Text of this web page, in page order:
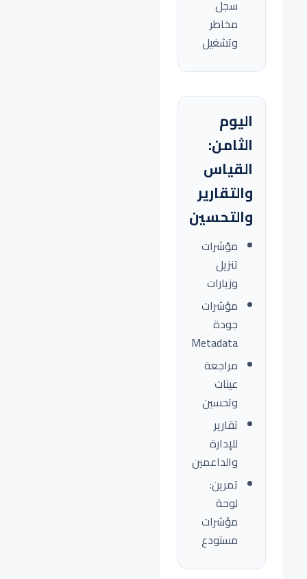
سجل
مخاطر
وتشغيل
اليوم
الثامن:
القياس
والتقارير
والتحسين
مؤشرات
تنزيل
وزيارات
مؤشرات
جودة
Metadata
مراجعة
عينات
وتحسين
تقارير
للإدارة
والداعمين
تمرين:
لوحة
مؤشرات
مستودع